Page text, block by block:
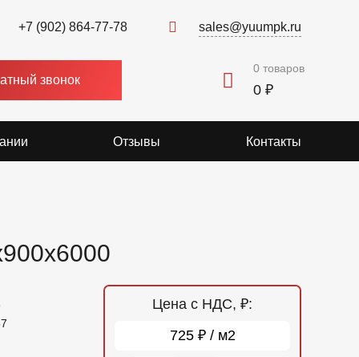
+7 (902) 864-77-78 sales@yuumpk.ru
звонок
0 товаров
0 ₽
Отзывы Контакты
Цена с НДС, ₽:
725 ₽ / м2